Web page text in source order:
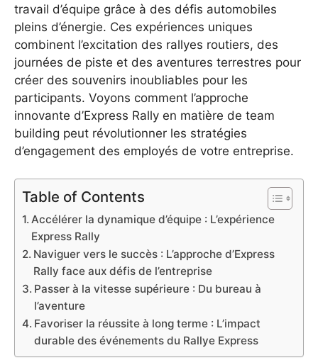
travail d’équipe grâce à des défis automobiles
pleins d’énergie. Ces expériences uniques
combinent l’excitation des rallyes routiers, des
journées de piste et des aventures terrestres pour
créer des souvenirs inoubliables pour les
participants. Voyons comment l’approche
innovante d’Express Rally en matière de team
building peut révolutionner les stratégies
d’engagement des employés de votre entreprise.
Table of Contents
Accélérer la dynamique d’équipe : L’expérience
Express Rally
Naviguer vers le succès : L’approche d’Express
Rally face aux défis de l’entreprise
Passer à la vitesse supérieure : Du bureau à
l’aventure
Favoriser la réussite à long terme : L’impact
durable des événements du Rallye Express